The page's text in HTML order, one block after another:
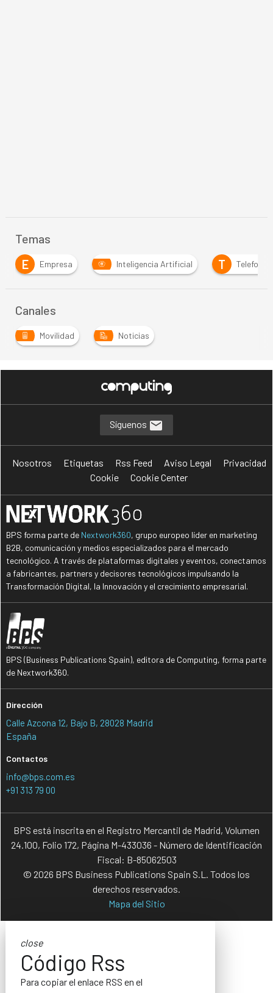
Temas
E
Empresa Inteligencia Artificial T Telefonía
Canales
Movilidad Noticias
Síguenos
Nosotros Etiquetas Rss Feed Aviso Legal
Privacidad
Cookie
Cookie Center
BPS forma parte de Nextwork360, grupo europeo líder en marketing
B2B, comunicación y medios especializados para el mercado
tecnológico. A través de plataformas digitales y eventos, conectamos
a fabricantes, partners y decisores tecnológicos impulsando la
Transformación Digital, la Innovación y el crecimiento empresarial.
BPS (Business Publications Spain), editora de Computing, forma parte
de Nextwork360.
Dirección
Calle Azcona 12, Bajo B, 28028 Madrid
España
Contactos
info@bps.com.es
+91 313 79 00
BPS está inscrita en el Registro Mercantil de Madrid, Volumen
24.100, Folio 172, Página M-433036 - Número de Identificación
Fiscal: B-85062503
© 2026 BPS Business Publications Spain S.L. Todos los
derechos reservados.
Mapa del Sitio
close
Código Rss
Para copiar el enlace RSS en el